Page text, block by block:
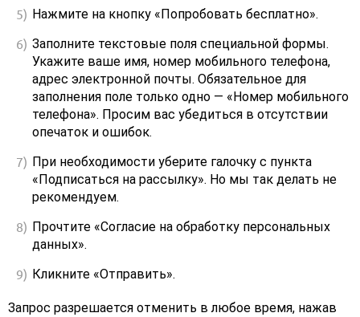
Нажмите на кнопку «Попробовать бесплатно».
Заполните текстовые поля специальной формы.
Укажите ваше имя, номер мобильного телефона,
адрес электронной почты. Обязательное для
заполнения поле только одно — «Номер мобильного
телефона». Просим вас убедиться в отсутствии
опечаток и ошибок.
При необходимости уберите галочку с пункта
«Подписаться на рассылку». Но мы так делать не
рекомендуем.
Прочтите «Согласие на обработку персональных
данных».
Кликните «Отправить».
Запрос разрешается отменить в любое время, нажав